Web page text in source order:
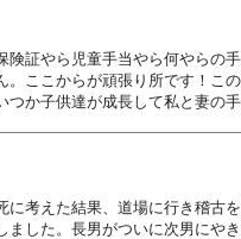
証やら児童手当やら何やら
ここからが頑張り所です！
か子供達が成長して私と妻の
考えた結果、道場に行き稽
した。長男がついに次男にや